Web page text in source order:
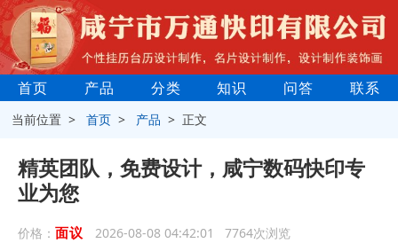
首页 产品 分类 知识 问答 联系
当前位置 >首页 > 产品 > 正文
精英团队，免费设计，咸宁数码快印专
业为您
价格： 面议 2026-08-08 04:42:01 7764次浏览